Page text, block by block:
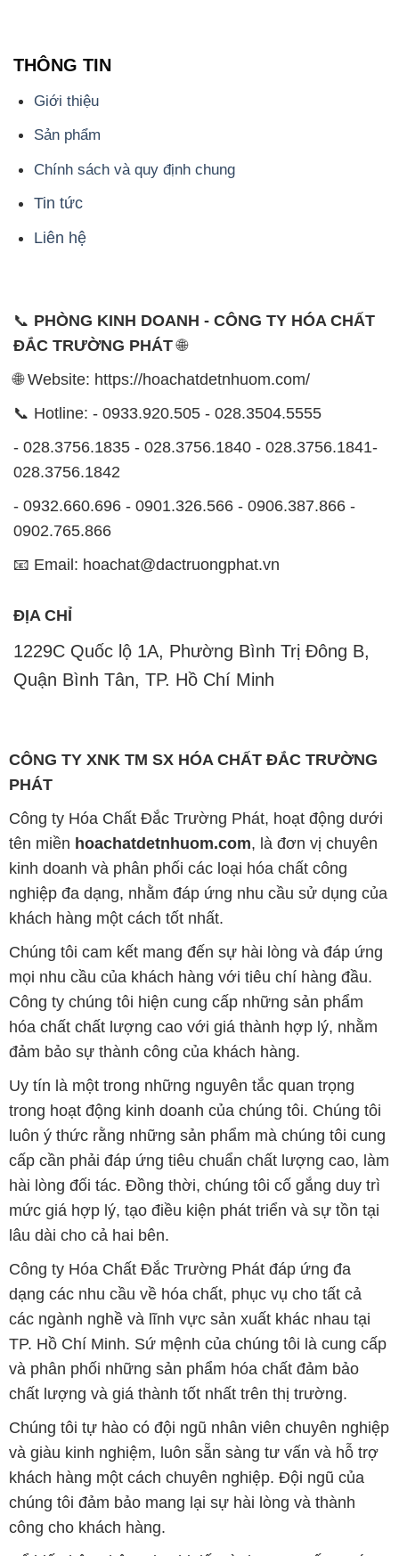
THÔNG TIN
Giới thiệu
Sản phẩm
Chính sách và quy định chung
Tin tức
Liên hệ
📞 PHÒNG KINH DOANH - CÔNG TY HÓA CHẤT
ĐẮC TRƯỜNG PHÁT🌐
🌐 Website: https://hoachatdetnhuom.com/
📞 Hotline: - 0933.920.505 - 028.3504.5555
- 028.3756.1835 - 028.3756.1840 - 028.3756.1841-
028.3756.1842
- 0932.660.696 - 0901.326.566 - 0906.387.866 -
0902.765.866
📧 Email: hoachat@dactruongphat.vn
ĐỊA CHỈ
1229C Quốc lộ 1A, Phường Bình Trị Đông B,
Quận Bình Tân, TP. Hồ Chí Minh
CÔNG TY XNK TM SX HÓA CHẤT ĐẮC TRƯỜNG
PHÁT
Công ty Hóa Chất Đắc Trường Phát, hoạt động dưới
tên miền hoachatdetnhuom.com, là đơn vị chuyên
kinh doanh và phân phối các loại hóa chất công
nghiệp đa dạng, nhằm đáp ứng nhu cầu sử dụng của
khách hàng một cách tốt nhất.
Chúng tôi cam kết mang đến sự hài lòng và đáp ứng
mọi nhu cầu của khách hàng với tiêu chí hàng đầu.
Công ty chúng tôi hiện cung cấp những sản phẩm
hóa chất chất lượng cao với giá thành hợp lý, nhằm
đảm bảo sự thành công của khách hàng.
Uy tín là một trong những nguyên tắc quan trọng
trong hoạt động kinh doanh của chúng tôi. Chúng tôi
luôn ý thức rằng những sản phẩm mà chúng tôi cung
cấp cần phải đáp ứng tiêu chuẩn chất lượng cao, làm
hài lòng đối tác. Đồng thời, chúng tôi cố gắng duy trì
mức giá hợp lý, tạo điều kiện phát triển và sự tồn tại
lâu dài cho cả hai bên.
Công ty Hóa Chất Đắc Trường Phát đáp ứng đa
dạng các nhu cầu về hóa chất, phục vụ cho tất cả
các ngành nghề và lĩnh vực sản xuất khác nhau tại
TP. Hồ Chí Minh. Sứ mệnh của chúng tôi là cung cấp
và phân phối những sản phẩm hóa chất đảm bảo
chất lượng và giá thành tốt nhất trên thị trường.
Chúng tôi tự hào có đội ngũ nhân viên chuyên nghiệp
và giàu kinh nghiệm, luôn sẵn sàng tư vấn và hỗ trợ
khách hàng một cách chuyên nghiệp. Đội ngũ của
chúng tôi đảm bảo mang lại sự hài lòng và thành
công cho khách hàng.